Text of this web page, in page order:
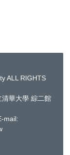
ALL RIGHTS
清華大學 綜二館
mail: